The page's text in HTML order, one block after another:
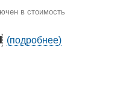
в стоимость
(подробнее)